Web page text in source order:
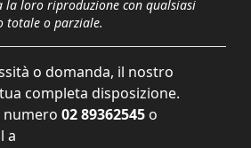
la loro riproduzione con qualsiasi
totale o parziale.
o domanda, il nostro
completa disposizione.
numero 02 89362545 o
a